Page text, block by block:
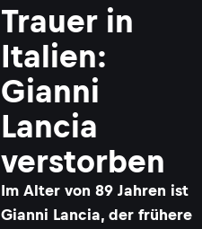
Trauer in
Italien:
Gianni
Lancia
verstorben
Im Alter von 89 Jahren ist
Gianni Lancia, der frühere